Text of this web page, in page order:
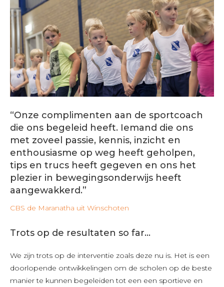
“Onze complimenten aan de sportcoach
die ons begeleid heeft. Iemand die ons
met zoveel passie, kennis, inzicht en
enthousiasme op weg heeft geholpen,
tips en trucs heeft gegeven en ons het
plezier in bewegingsonderwijs heeft
aangewakkerd.”
CBS de Maranatha uit Winschoten
Trots op de resultaten so far...
We zijn trots op de interventie zoals deze nu is. Het is een
doorlopende ontwikkelingen om de scholen op de beste
manier te kunnen begeleiden tot een een sportieve en